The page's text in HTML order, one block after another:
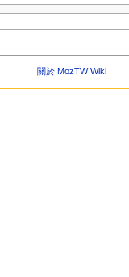
關於 MozTW Wiki